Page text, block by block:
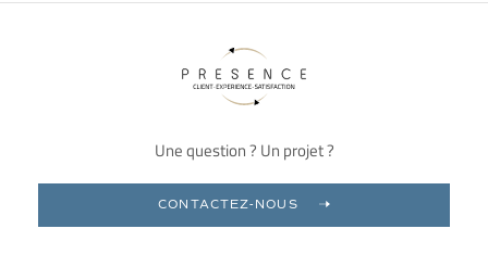
Une question ? Un projet ?
CONTACTEZ-NOUS